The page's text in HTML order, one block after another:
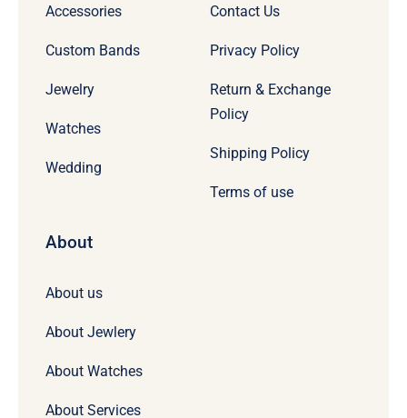
Accessories
Custom Bands
Jewelry
Watches
Wedding
Contact Us
Privacy Policy
Return & Exchange
Policy
Shipping Policy
Terms of use
About
About us
About Jewlery
About Watches
About Services